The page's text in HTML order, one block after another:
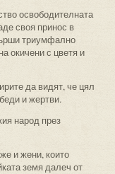
освободителната
своя принос в
триумфално
окичени с цветя и
да видят, че цял
и жертви.
народ през
и жени, които
земя далеч от